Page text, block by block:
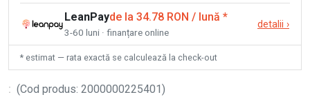
LeanPayde la 34.78 RON / lună *
3-60 luni · finanțare online
detalii ›
* estimat — rata exactă se calculează la check-out
: (Cod produs: 2000000225401 )